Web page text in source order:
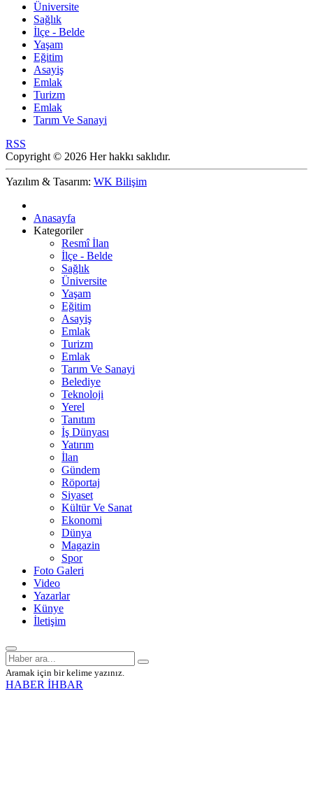
Üniversite
Sağlık
İlçe - Belde
Yaşam
Eğitim
Asayiş
Emlak
Turizm
Emlak
Tarım Ve Sanayi
RSS
Copyright © 2026 Her hakkı saklıdır.
Yazılım & Tasarım: WK Bilişim
Anasayfa
Kategoriler
Resmî İlan
İlçe - Belde
Sağlık
Üniversite
Yaşam
Eğitim
Asayiş
Emlak
Turizm
Emlak
Tarım Ve Sanayi
Belediye
Teknoloji
Yerel
Tanıtım
İş Dünyası
Yatırım
İlan
Gündem
Röportaj
Siyaset
Kültür Ve Sanat
Ekonomi
Dünya
Magazin
Spor
Foto Galeri
Video
Yazarlar
Künye
İletişim
Aramak için bir kelime yazınız.
HABER İHBAR